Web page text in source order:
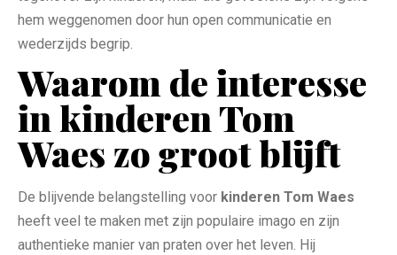
hem weggenomen door hun open communicatie en
wederzijds begrip.
Waarom de interesse
in kinderen Tom
Waes zo groot blijft
De blijvende belangstelling voor kinderen Tom Waes
heeft veel te maken met zijn populaire imago en zijn
authentieke manier van praten over het leven. Hij